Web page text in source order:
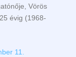
Vörös
évig (1968-
11.